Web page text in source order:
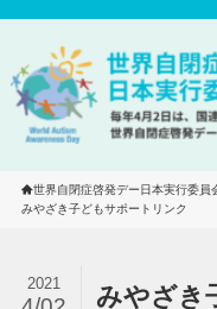
世界自閉症啓発デー日本実行委員
みやざき子どもサポートリンク
みやざき
2021